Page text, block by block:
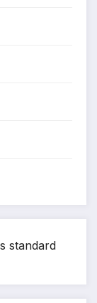
standard